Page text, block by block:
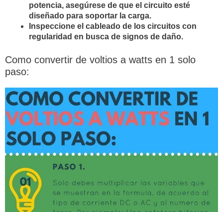
potencia, asegúrese de que el circuito esté
diseñado para soportar la carga.
Inspeccione el cableado de los circuitos con
regularidad en busca de signos de daño.
Como convertir de voltios a watts en 1 solo
paso: